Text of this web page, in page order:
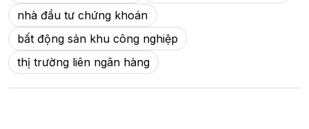
nhà đầu tư chứng khoán
bất động sản khu công nghiệp
thị trường liên ngân hàng